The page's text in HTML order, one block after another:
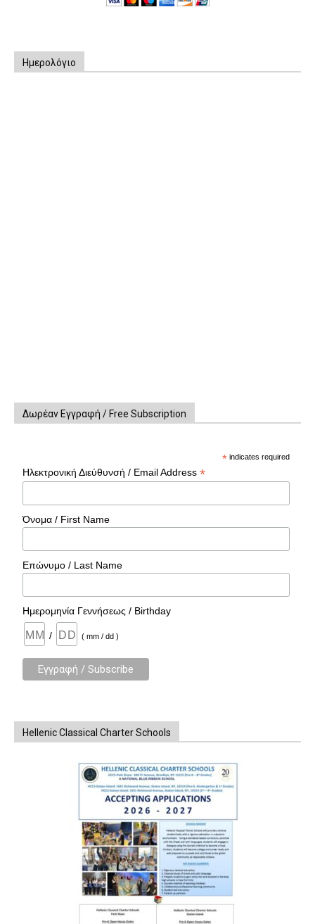
Ημερολόγιο
Δωρέαν Εγγραφή / Free Subscription
* indicates required
Ηλεκτρονική Διεύθυνσή / Email Address*
Όνομα / First Name
Επώνυμο / Last Name
Ημερομηνία Γεννήσεως / Birthday
/ ( mm / dd )
Hellenic Classical Charter Schools